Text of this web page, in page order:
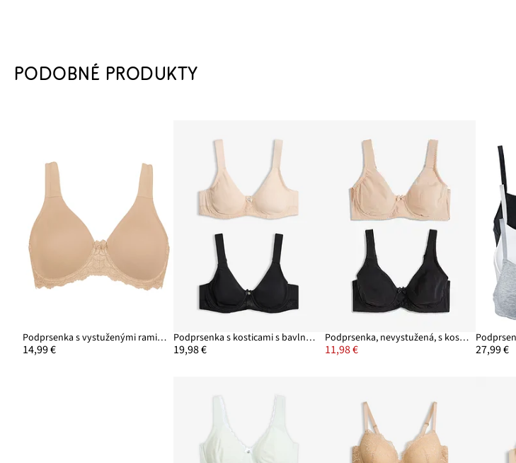
PODOBNÉ PRODUKTY
Podprsenka s vystuženými ramienkami
14,99 €
Podprsenka s kosticami s bavlnou a čipkou (2 ks v balení)
19,98 €
Podprsenka, nevystužená, s kosticami s bio bavlnou (2 ks v balení)
11,98 € 27,99 €